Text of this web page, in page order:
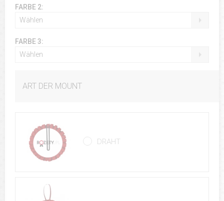
FARBE 2:
Wählen
FARBE 3:
Wählen
ART DER MOUNT
DRAHT